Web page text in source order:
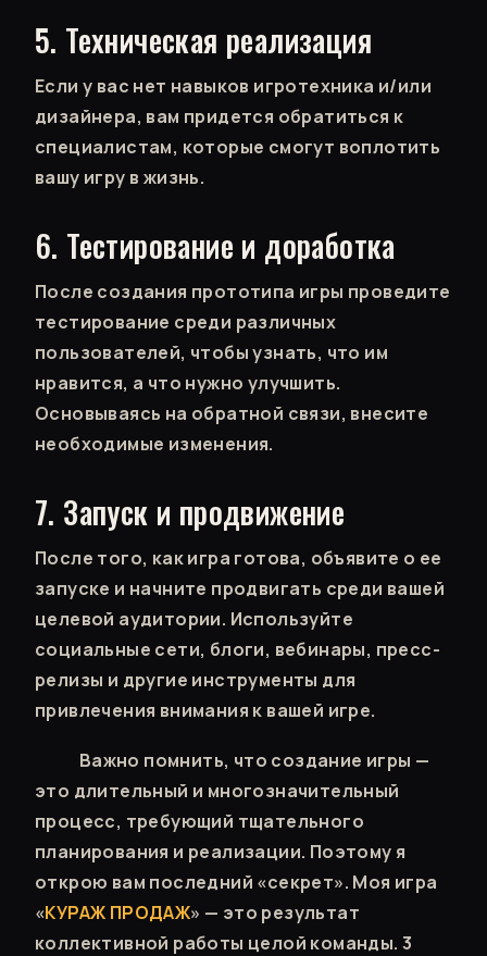
5. Техническая реализация
Если у вас нет навыков игротехника и/или
дизайнера, вам придется обратиться к
специалистам, которые смогут воплотить
вашу игру в жизнь.
6. Тестирование и доработка
После создания прототипа игры проведите
тестирование среди различных
пользователей, чтобы узнать, что им
нравится, а что нужно улучшить.
Основываясь на обратной связи, внесите
необходимые изменения.
7. Запуск и продвижение
После того, как игра готова, объявите о ее
запуске и начните продвигать среди вашей
целевой аудитории. Используйте
социальные сети, блоги, вебинары, пресс-
релизы и другие инструменты для
привлечения внимания к вашей игре.
Важно помнить, что создание игры —
это длительный и многозначительный
процесс, требующий тщательного
планирования и реализации. Поэтому я
открою вам последний «секрет». Моя игра
«КУРАЖ ПРОДАЖ» — это результат
коллективной работы целой команды. 3